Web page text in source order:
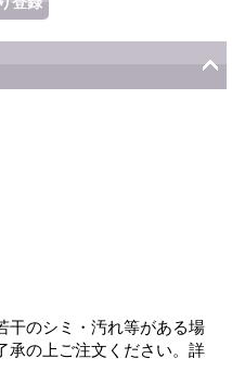
干のシミ・汚れ等がある場
承の上ご注文ください。詳